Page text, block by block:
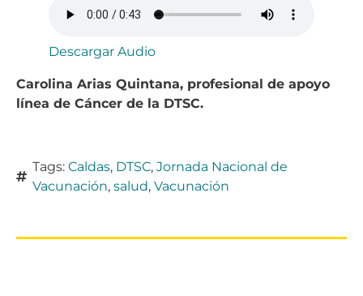
Descargar Audio
Carolina Arias Quintana, profesional de apoyo
línea de Cáncer de la DTSC.
Tags: Caldas, DTSC, Jornada Nacional de
Vacunación, salud, Vacunación